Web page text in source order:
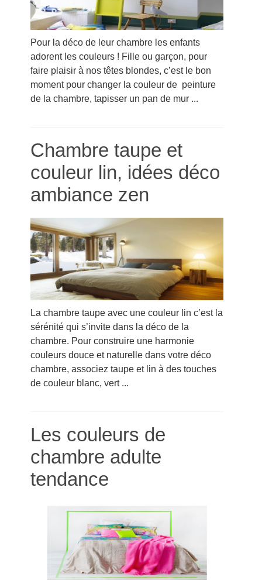
Pour la déco de leur chambre les enfants
adorent les couleurs ! Fille ou garçon, pour
faire plaisir à nos têtes blondes, c’est le bon
moment pour changer la couleur de peinture
de la chambre, tapisser un pan de mur ...
Chambre taupe et
couleur lin, idées déco
ambiance zen
La chambre taupe avec une couleur lin c’est la
sérénité qui s’invite dans la déco de la
chambre. Pour construire une harmonie
couleurs douce et naturelle dans votre déco
chambre, associez taupe et lin à des touches
de couleur blanc, vert ...
Les couleurs de
chambre adulte
tendance